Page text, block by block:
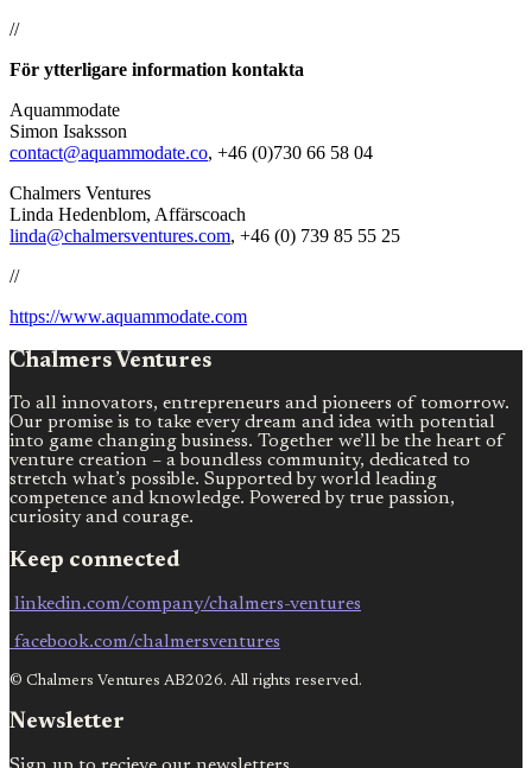
//
För ytterligare information kontakta
Aquammodate
​Simon Isaksson
contact@aquammodate.co, +46 (0)730 66 58 04
Chalmers Ventures
​Linda Hedenblom, Affärscoach
linda@chalmersventures.com, +46 (0) 739 85 55 25
//
https://www.aquammodate.com
Chalmers Ventures
To all innovators, entrepreneurs and pioneers of tomorrow.
Our promise is to take every dream and idea with potential
into game changing business. Together we’ll be the heart of
venture creation – a boundless community, dedicated to
stretch what’s possible. Supported by world leading
competence and knowledge. Powered by true passion,
curiosity and courage.
Keep connected
linkedin.com/company/chalmers-ventures
facebook.com/chalmersventures
© Chalmers Ventures AB2026. All rights reserved.
Newsletter